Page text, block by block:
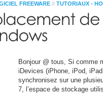
FREEWARE // TUTORIAUX -
Bonjour @ tous, Si comme
iDevices (iPhone, iPod,
synchronisez sur une
7, l’espace de stockage